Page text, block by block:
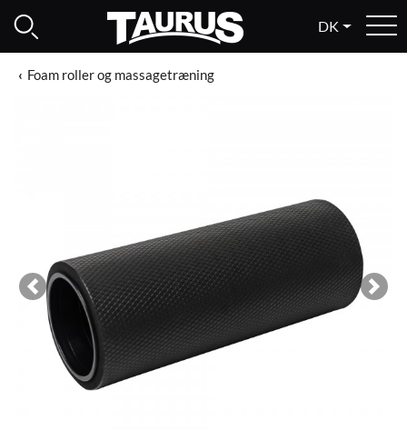
DK
Foam roller og massagetræning
Previous Next